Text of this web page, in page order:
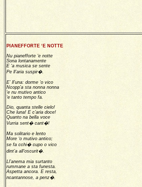
PIANEFFORTE ‘E NOTTE
Nu pianefforte ‘e notte
Sona lontanamente
E ‘a musica se sente
Pe ll’aria suspir�.
E’ ll’una: dorme ‘o vico
Ncopp’a sta nonna nonna
‘e nu mutivo antico
‘e tanto tempo fa.
Dio, quanta stelle cielo!
Che luna! E c’aria doce!
Quanto na bella voce
Vurria sent� cant�!
Ma solitario e lento
More ‘o mutivo antico;
se fa cchi� cupo o vico
dint’a all’oscurit�.
Ll’anema mia surtanto
rummane a sta funesta.
Aspetta ancora. E resta,
ncantannose, a penz�.